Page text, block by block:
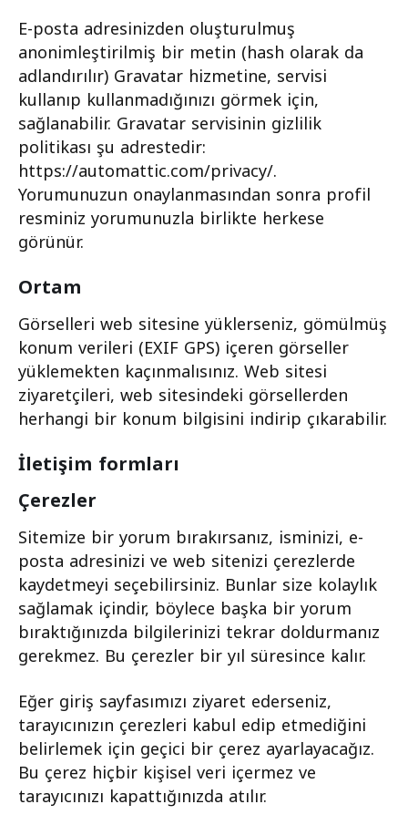
E-posta adresinizden oluşturulmuş
anonimleştirilmiş bir metin (hash olarak da
adlandırılır) Gravatar hizmetine, servisi
kullanıp kullanmadığınızı görmek için,
sağlanabilir. Gravatar servisinin gizlilik
politikası şu adrestedir:
https://automattic.com/privacy/.
Yorumunuzun onaylanmasından sonra profil
resminiz yorumunuzla birlikte herkese
görünür.
Ortam
Görselleri web sitesine yüklerseniz, gömülmüş
konum verileri (EXIF GPS) içeren görseller
yüklemekten kaçınmalısınız. Web sitesi
ziyaretçileri, web sitesindeki görsellerden
herhangi bir konum bilgisini indirip çıkarabilir.
İletişim formları
Çerezler
Sitemize bir yorum bırakırsanız, isminizi, e-
posta adresinizi ve web sitenizi çerezlerde
kaydetmeyi seçebilirsiniz. Bunlar size kolaylık
sağlamak içindir, böylece başka bir yorum
bıraktığınızda bilgilerinizi tekrar doldurmanız
gerekmez. Bu çerezler bir yıl süresince kalır.
Eğer giriş sayfasımızı ziyaret ederseniz,
tarayıcınızın çerezleri kabul edip etmediğini
belirlemek için geçici bir çerez ayarlayacağız.
Bu çerez hiçbir kişisel veri içermez ve
tarayıcınızı kapattığınızda atılır.